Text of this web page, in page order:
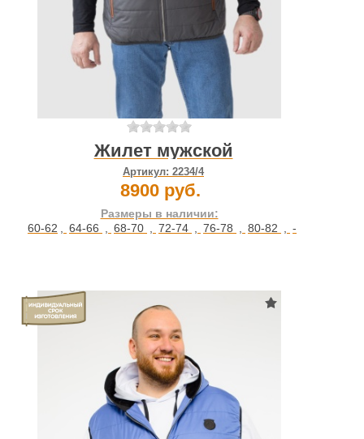
Жилет мужской
Артикул: 2234/4
8900 руб.
Размеры в наличии:
60-62 , 64-66 , 68-70 , 72-74 , 76-78 , 80-82 , -